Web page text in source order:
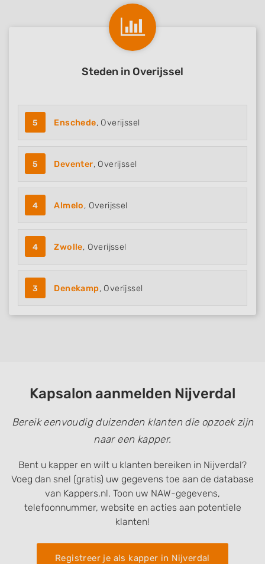
Steden in Overijssel
5 Enschede, Overijssel
5 Deventer, Overijssel
4 Almelo, Overijssel
4 Zwolle, Overijssel
3 Denekamp, Overijssel
Kapsalon aanmelden Nijverdal
Bereik eenvoudig duizenden klanten die opzoek zijn
naar een kapper.
Bent u kapper en wilt u klanten bereiken in Nijverdal?
Voeg dan snel (gratis) uw gegevens toe aan de database
van Kappers.nl. Toon uw NAW-gegevens,
telefoonnummer, website en acties aan potentiele
klanten!
Registreer je als kapper in Nijverdal